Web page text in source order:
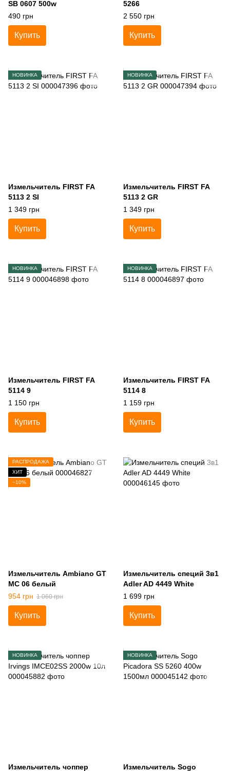
SB 0607 500w
490 грн
Купить
5266
2 550 грн
Купить
НОВИНКА
Измельчитель FIRST FA
5113 2 SI
1 349 грн
Купить
НОВИНКА
Измельчитель FIRST FA
5113 2 GR
1 349 грн
Купить
НОВИНКА
Измельчитель FIRST FA
5114 9
1 150 грн
Купить
НОВИНКА
Измельчитель FIRST FA
5114 8
1 159 грн
Купить
РАСПРОДАЖА
ХИТ
−10%
Измельчитель Ambiano GT
MC 06 белый
954 грн 1 060 грн
Купить
Измельчитель специй 3в1
Adler AD 4449 White
1 699 грн
Купить
НОВИНКА
Измельчитель чоппер
НОВИНКА
Измельчитель Sogo